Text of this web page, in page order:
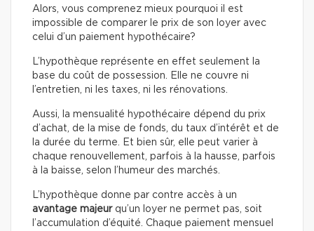
Alors, vous comprenez mieux pourquoi il est
impossible de comparer le prix de son loyer avec
celui d’un paiement hypothécaire?
L’hypothèque représente en effet seulement la
base du coût de possession. Elle ne couvre ni
l’entretien, ni les taxes, ni les rénovations.
Aussi, la mensualité hypothécaire dépend du prix
d’achat, de la mise de fonds, du taux d’intérêt et de
la durée du terme. Et bien sûr, elle peut varier à
chaque renouvellement, parfois à la hausse, parfois
à la baisse, selon l’humeur des marchés.
L’hypothèque donne par contre accès à un
avantage majeurqu’un loyer ne permet pas, soit
l’accumulation d’équité. Chaque paiement mensuel